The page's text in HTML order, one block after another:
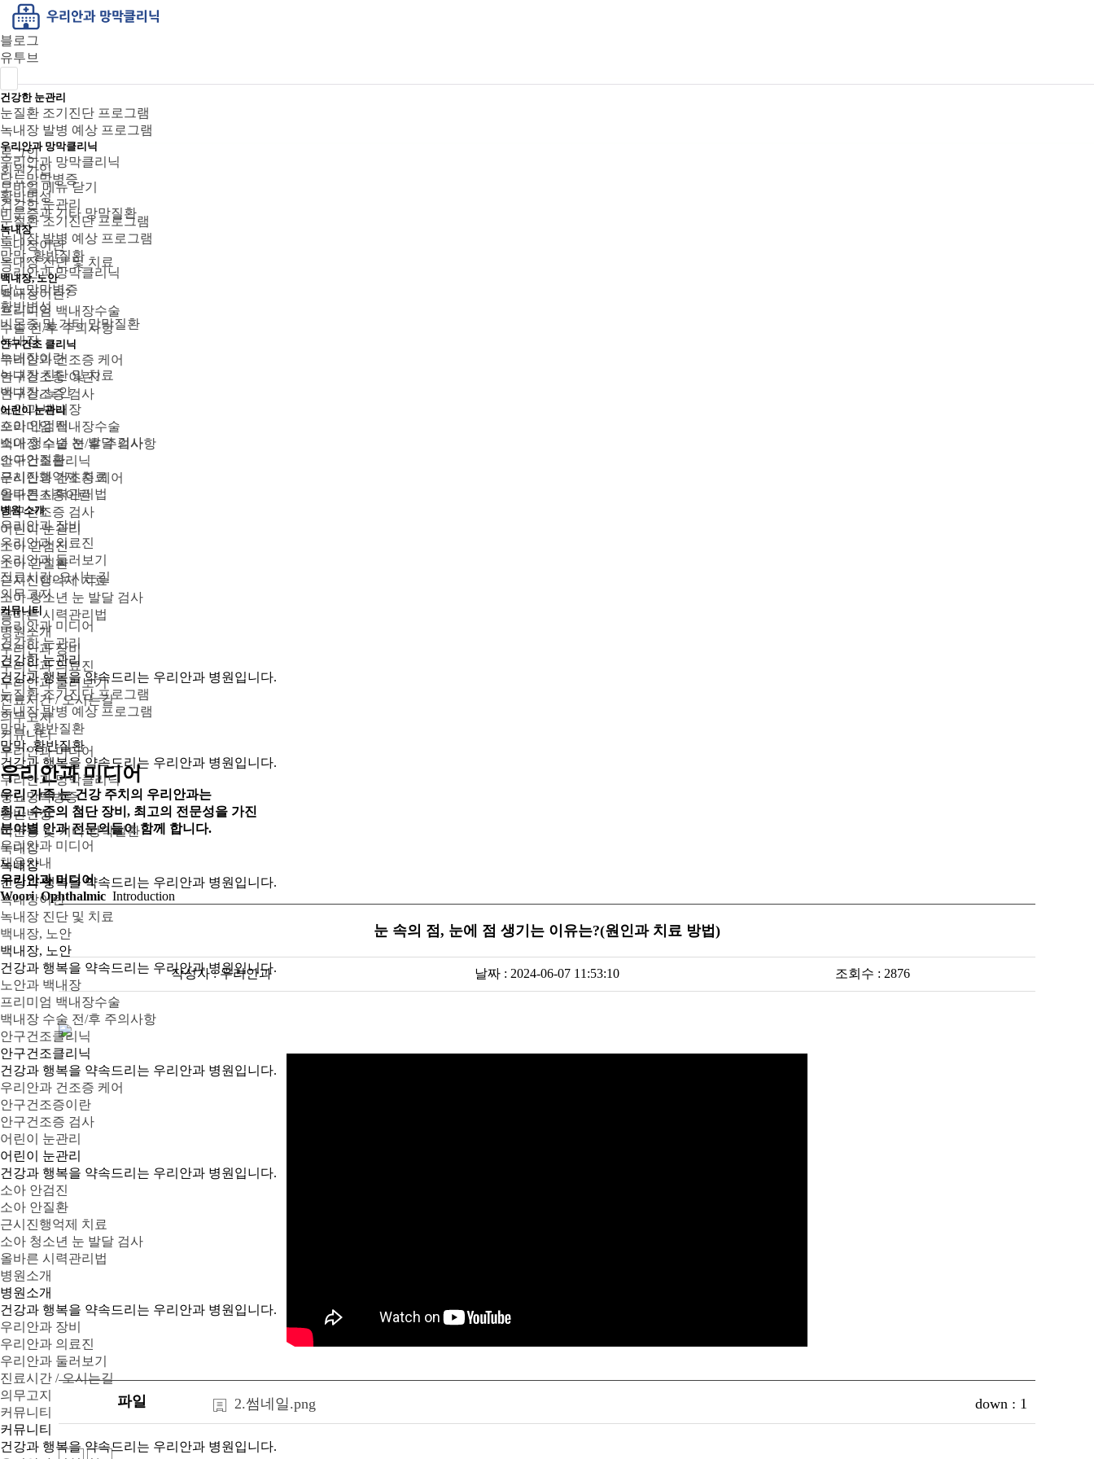
블로그
유투브
건강한 눈관리
눈질환 조기진단 프로그램
녹내장 발병 예상 프로그램
우리안과 망막클리닉
우리안과 망막클리닉
당뇨망막병증
황반변성
비문증과 기타 망막질환
녹내장
녹내장이란
녹내장 진단 및 치료
백내장, 노안
백내장이란?
프리미엄 백내장수술
수술 전/후 주의사항
안구건조 클리닉
우리안과 건조증 케어
안구건조증 이란?
안구건조증 검사
어린이 눈관리
소아 안검진
소아 청소년 눈 발달 검사
소아안질환
근시진행억제 치료
올바른 시력관리법
병원 소개
우리안과 장비
우리안과 의료진
우리안과 둘러보기
진료시간, 오시는길
의무고지
커뮤니티
우리안과 미디어
건강한 눈관리
건강한 눈관리
건강과 행복을 약속드리는 우리안과 병원입니다.
눈질환 조기진단 프로그램
녹내장 발병 예상 프로그램
망막, 황반질환
망막, 황반질환
건강과 행복을 약속드리는 우리안과 병원입니다.
우리안과 망막클리닉
당뇨망막병증
황반변성
비문증 및 기타 망막질환
녹내장
녹내장
건강과 행복을 약속드리는 우리안과 병원입니다.
녹내장이란
녹내장 진단 및 치료
백내장, 노안
백내장, 노안
건강과 행복을 약속드리는 우리안과 병원입니다.
노안과 백내장
프리미엄 백내장수술
백내장 수술 전/후 주의사항
안구건조클리닉
안구건조클리닉
건강과 행복을 약속드리는 우리안과 병원입니다.
우리안과 건조증 케어
안구건조증이란
안구건조증 검사
어린이 눈관리
어린이 눈관리
건강과 행복을 약속드리는 우리안과 병원입니다.
소아 안검진
소아 안질환
근시진행억제 치료
소아 청소년 눈 발달 검사
올바른 시력관리법
병원소개
병원소개
건강과 행복을 약속드리는 우리안과 병원입니다.
우리안과 장비
우리안과 의료진
우리안과 둘러보기
진료시간 / 오시는길
의무고지
커뮤니티
커뮤니티
건강과 행복을 약속드리는 우리안과 병원입니다.
로그인
회원가입
모바일 메뉴 닫기
건강한 눈관리
눈질환 조기진단 프로그램
녹내장 발병 예상 프로그램
망막, 황반질환
우리안과 망막클리닉
당뇨망막병증
황반변성
비문증 및 기타 망막질환
녹내장
녹내장이란
녹내장 진단 및 치료
백내장, 노안
노안과 백내장
프리미엄 백내장수술
백내장 수술 전/후 주의사항
안구건조클리닉
우리안과 건조증 케어
안구건조증이란
안구건조증 검사
어린이 눈관리
소아 안검진
소아 안질환
근시진행억제 치료
소아 청소년 눈 발달 검사
올바른 시력관리법
병원소개
우리안과 장비
우리안과 의료진
우리안과 둘러보기
진료시간 / 오시는길
의무고지
커뮤니티
우리안과 미디어
우리안과 미디어
우리 가족 눈 건강 주치의 우리안과는
최고 수준의 첨단 장비, 최고의 전문성을 가진
분야별 안과 전문의들이 함께 합니다.
우리안과 미디어
채용안내
우리안과 미디어
Woori Ophthalmic Introduction
눈 속의 점, 눈에 점 생기는 이유는?(원인과 치료 방법)
작성자 : 우리안과 날짜 : 2024-06-07 11:53:10 조회수 : 2876
파일 2.썸네일.png down : 1